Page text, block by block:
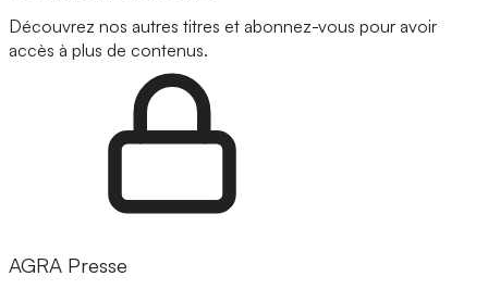
Découvrez nos autres titres et abonnez-vous pour avoir
accès à plus de contenus.
AGRA Presse